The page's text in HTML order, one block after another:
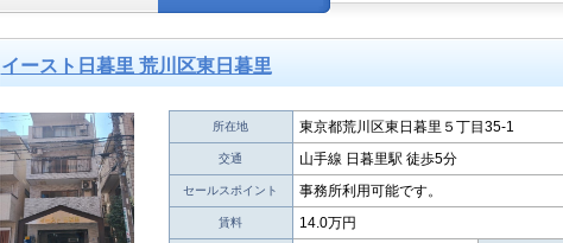
イースト日暮里 荒川区東日暮里
所在地 東京都荒川区東日暮里５丁目35-1
交通 山手線 日暮里駅 徒歩5分
セールスポイント 事務所利用可能です。
賃料 14.0万円